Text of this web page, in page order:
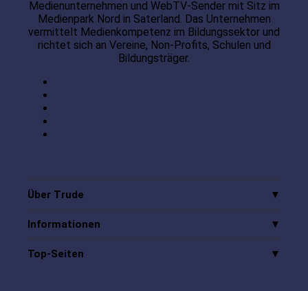
Medienunternehmen und WebTV-Sender mit Sitz im
Medienpark Nord in Saterland. Das Unternehmen
vermittelt Medienkompetenz im Bildungssektor und
richtet sich an Vereine, Non-Profits, Schulen und
Bildungsträger.
Über Trude
Informationen
Top-Seiten